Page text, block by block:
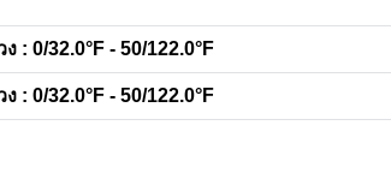
0/32.0°F - 50/122.0°F
0/32.0°F - 50/122.0°F